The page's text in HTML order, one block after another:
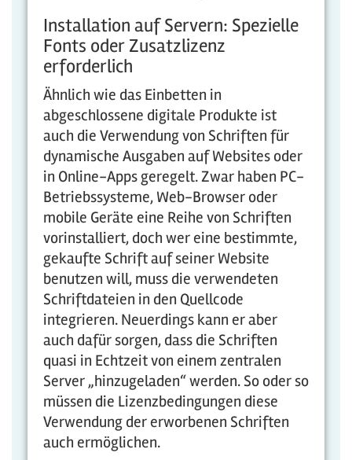
Installation auf Servern: Spezielle
Fonts oder Zusatzlizenz
erforderlich
Ähnlich wie das Einbetten in
abgeschlossene digitale Produkte ist
auch die Verwendung von Schriften für
dynamische Ausgaben auf Websites oder
in Online-Apps geregelt. Zwar haben PC-
Betriebssysteme, Web-Browser oder
mobile Geräte eine Reihe von Schriften
vorinstalliert, doch wer eine bestimmte,
gekaufte Schrift auf seiner Website
benutzen will, muss die verwendeten
Schriftdateien in den Quellcode
integrieren. Neuerdings kann er aber
auch dafür sorgen, dass die Schriften
quasi in Echtzeit von einem zentralen
Server „hinzugeladen“ werden. So oder so
müssen die Lizenzbedingungen diese
Verwendung der erworbenen Schriften
auch ermöglichen.